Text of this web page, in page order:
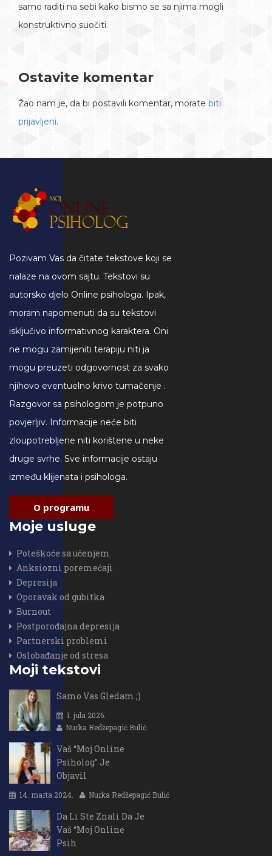
samo raditi na sebi kako bismo se sa njima mogli
konstruktivno suočiti.
Ostavite komentar
Žao nam je, da bi postavili komentar, morate biti
prijavljeni.
Pozivam Vas da čitate tekstove koji se
nalaze na ovom sajtu. Tekstovi su
autorsko djelo Online psihologa. Ipak,
moram napomenuti da su tekstovi
isključivo informativnog karaktera. Oni
ne mogu zamijeniti terapiju niti ja
mogu preuzeti odgovornost za svako
njihovo eventuelno krivo tumačenje .
Razgovor sa psihologom je potpuno
povjerljiv. Informacije neće biti
zloupotrebljene niti korištene u neke
druge svrhe. Sve informacije ostaju
između klijenata i psihologa.
O programu
Moje usluge
Poteškoće sa učenjem
Anksiozni poremećaji
Depresija
Oporavak od gubitka
Burnout
Postporođajna depresija
Partnerski problemi
Oslobađanje od stresa
Moji tekstovi
Samo Vas Gledam ;)
1. jula 2026.
Nurka Redžepagić Bulić
Vaš “Moj Online
Psiholog” Je
Objavil
14. marta 2024. Nurka Redžepagić Bulić
Da Li Ste Znali Da Je
Vaš “Moj Online
Psih